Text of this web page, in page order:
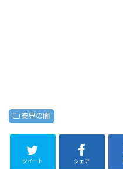
業界の闇
ツイート シェア